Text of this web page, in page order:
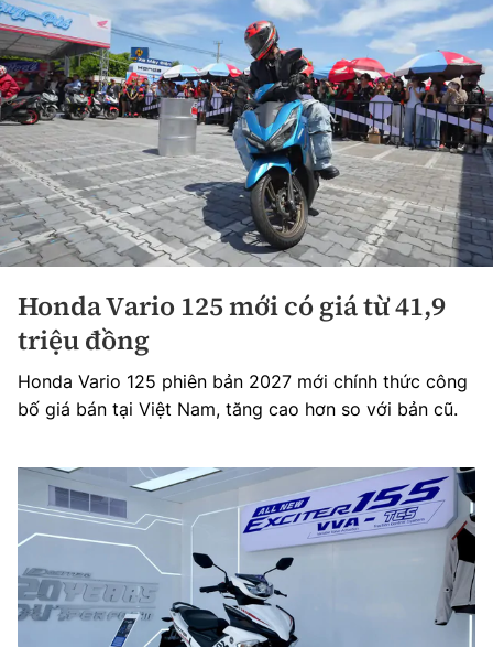
Honda Vario 125 mới có giá từ 41,9
triệu đồng
Honda Vario 125 phiên bản 2027 mới chính thức công
bố giá bán tại Việt Nam, tăng cao hơn so với bản cũ.